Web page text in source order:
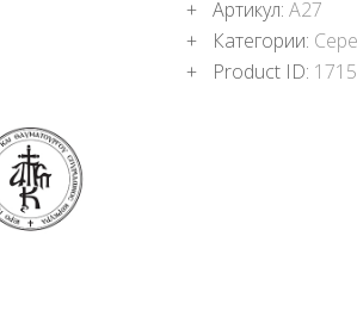
Артикул:A27
Категории:
Product ID: